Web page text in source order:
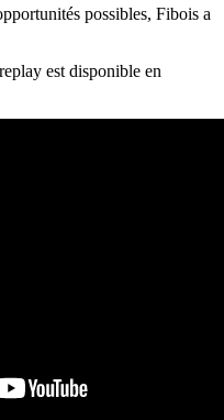
possibles, Fibois a
est disponible en